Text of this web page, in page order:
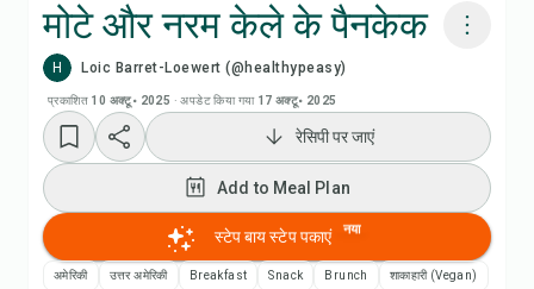
मोटे और नरम केले के पैनकेक
H Loic Barret-Loewert (@healthypeasy)
प्रकाशित 10 अक्टू॰ 2025 ·अपडेट किया गया 17 अक्टू॰ 2025
रेसिपी वीडियो देखें
Add to Meal Plan
Add to Shopping List
रेसिपी पर जाएं
Add to Meal Plan
स्टेप बाय स्टेप पकाएं नया
अमेरिकी उत्तर अमेरिकी Breakfast Snack Brunch शाकाहारी (Vegan)